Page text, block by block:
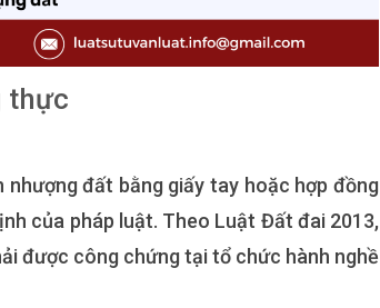
thực
đất bằng giấy tay hoặc hợp đồng
của pháp luật. Theo Luật Đất đai 2013,
được công chứng tại tổ chức hành nghề